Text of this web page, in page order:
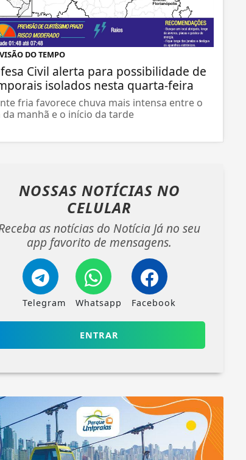
DO TEMPO
Civil alerta para possibilidade de
isolados nesta quarta-feira
fria favorece chuva mais intensa entre o
manhã e o início da tarde
NOSSAS NOTÍCIAS NO
CELULAR
as notícias do Notícia Já no seu
app favorito de mensagens.
Telegram Whatsapp Facebook
ENTRAR